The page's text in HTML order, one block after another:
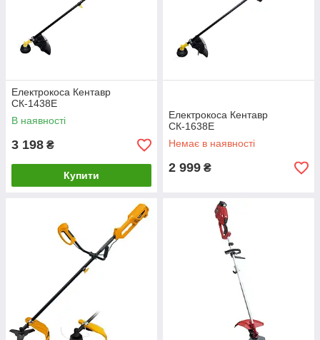
Електрокоса Кентавр
СК-1438Е
В наявності
3 198 ₴
Купити
Електрокоса Кентавр
СК-1638Е
Немає в наявності
2 999 ₴